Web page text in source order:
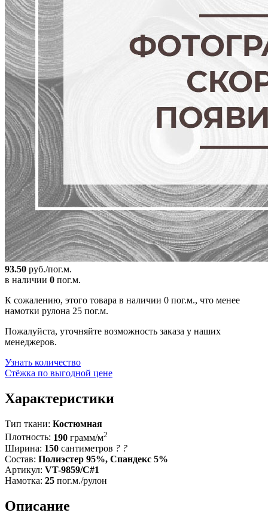
93.50 руб./пог.м.
в наличии 0 пог.м.
К сожалению, этого товара в наличии 0 пог.м., что менее
намотки рулона 25 пог.м.
Пожалуйста, уточняйте возможность заказа у наших
менеджеров.
Узнать количество
Стёжка по выгодной цене
Характеристики
Тип ткани: Костюмная
Плотность: 190 грамм/м2
Ширина: 150 сантиметров ? ?
Состав: Полиэстер 95%, Спандекс 5%
Артикул: VT-9859/C#1
Намотка: 25 пог.м./рулон
Описание